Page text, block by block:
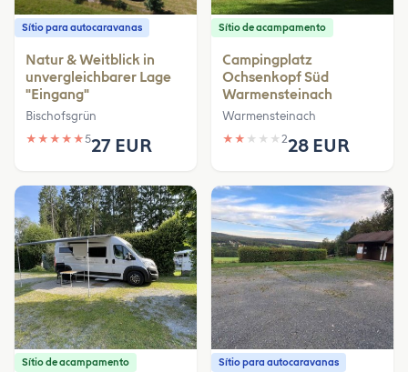
Sítio para autocaravanas
Natur & Weitblick in
unvergleichbarer Lage
"Eingang"
Bischofsgrün
★ ★ ★ ★ ★527 EUR
Sítio de acampamento
Campingplatz
Ochsenkopf Süd
Warmensteinach
Warmensteinach
★ ★ ★ ★ ★ 228 EUR
Sítio de acampamento Sítio para autocaravanas